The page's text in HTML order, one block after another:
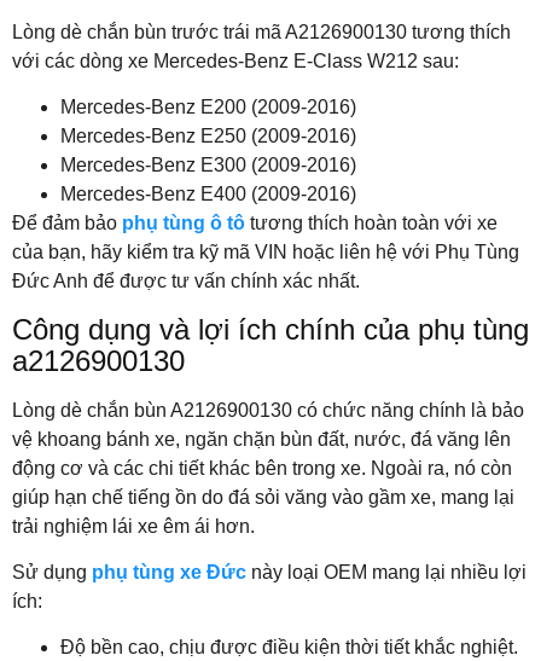
Lòng dè chắn bùn trước trái mã A2126900130 tương thích
với các dòng xe Mercedes-Benz E-Class W212 sau:
Mercedes-Benz E200 (2009-2016)
Mercedes-Benz E250 (2009-2016)
Mercedes-Benz E300 (2009-2016)
Mercedes-Benz E400 (2009-2016)
Để đảm bảo phụ tùng ô tô tương thích hoàn toàn với xe
của bạn, hãy kiểm tra kỹ mã VIN hoặc liên hệ với Phụ Tùng
Đức Anh để được tư vấn chính xác nhất.
Công dụng và lợi ích chính của phụ tùng
a2126900130
Lòng dè chắn bùn A2126900130 có chức năng chính là bảo
vệ khoang bánh xe, ngăn chặn bùn đất, nước, đá văng lên
động cơ và các chi tiết khác bên trong xe. Ngoài ra, nó còn
giúp hạn chế tiếng ồn do đá sỏi văng vào gầm xe, mang lại
trải nghiệm lái xe êm ái hơn.
Sử dụng phụ tùng xe Đức này loại OEM mang lại nhiều lợi
ích:
Độ bền cao, chịu được điều kiện thời tiết khắc nghiệt.